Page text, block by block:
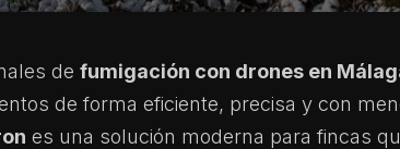
de fumigación con drones en
de forma eficiente, precisa y con
es una solución moderna para fincas